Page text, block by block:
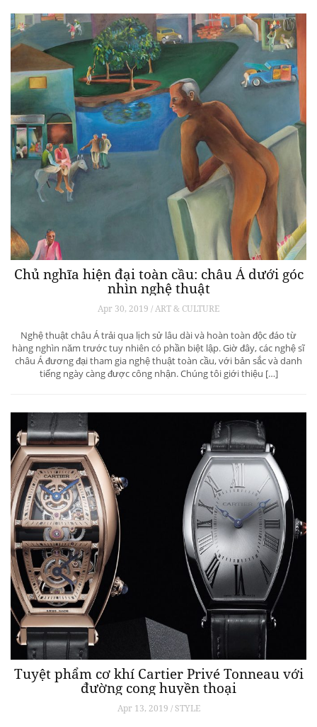
Chủ nghĩa hiện đại toàn cầu: châu Á dưới góc
nhìn nghệ thuật
Apr 30, 2019 / ART & CULTURE
Nghệ thuật châu Á trải qua lịch sử lâu dài và hoàn toàn độc đáo từ
hàng nghìn năm trước tuy nhiên có phần biệt lập. Giờ đây, các nghệ sĩ
châu Á đương đại tham gia nghệ thuật toàn cầu, với bản sắc và danh
tiếng ngày càng được công nhận. Chúng tôi giới thiệu […]
Tuyệt phẩm cơ khí Cartier Privé Tonneau với
đường cong huyền thoại
Apr 13, 2019 / STYLE